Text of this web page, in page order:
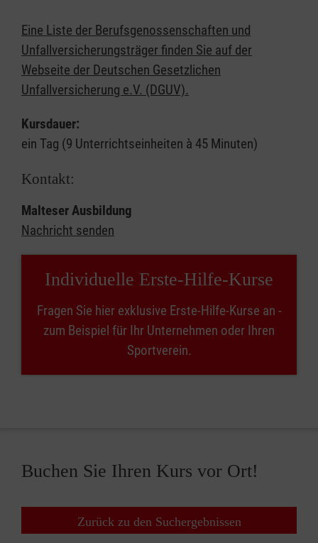
Eine Liste der Berufsgenossenschaften und
Unfallversicherungsträger finden Sie auf der
Webseite der Deutschen Gesetzlichen
Unfallversicherung e.V. (DGUV).
Kursdauer:
ein Tag (9 Unterrichtseinheiten à 45 Minuten)
Kontakt:
Malteser Ausbildung
Nachricht senden
Individuelle Erste-Hilfe-Kurse
Fragen Sie hier exklusive Erste-Hilfe-Kurse an -
zum Beispiel für Ihr Unternehmen oder Ihren
Sportverein.
Buchen Sie Ihren Kurs vor Ort!
Zurück zu den Suchergebnissen